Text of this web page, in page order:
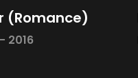
(Romance)
2016